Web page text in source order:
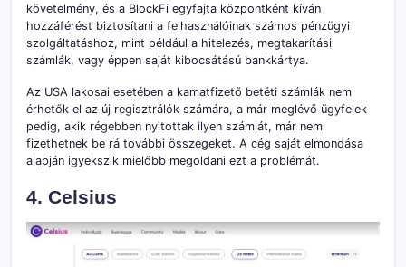
követelmény, és a BlockFi egyfajta központként kíván
hozzáférést biztosítani a felhasználóinak számos pénzügyi
szolgáltatáshoz, mint például a hitelezés, megtakarítási
számlák, vagy éppen saját kibocsátású bankkártya.
Az USA lakosai esetében a kamatfizető betéti számlák nem
érhetők el az új regisztrálók számára, a már meglévő ügyfelek
pedig, akik régebben nyitottak ilyen számlát, már nem
fizethetnek be rá további összegeket. A cég saját elmondása
alapján igyekszik mielőbb megoldani ezt a problémát.
4. Celsius